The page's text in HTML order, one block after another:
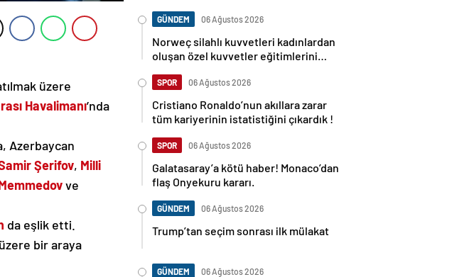
üzere
Havalimanı’nda
Azerbaycan
Şerifov, Milli
ve
da eşlik etti.
bir araya
GÜNDEM 06 Ağustos 2026
Norweç silahlı kuvvetleri kadınlardan
oluşan özel kuvvetler eğitimlerini
SPOR 06 Ağustos 2026
Cristiano Ronaldo’nun akıllara zarar
tüm kariyerinin istatistiğini çıkardık !
SPOR 06 Ağustos 2026
Galatasaray’a kötü haber! Monaco’dan
flaş Onyekuru kararı.
GÜNDEM 06 Ağustos 2026
Trump’tan seçim sonrası ilk mülakat
GÜNDEM 06 Ağustos 2026